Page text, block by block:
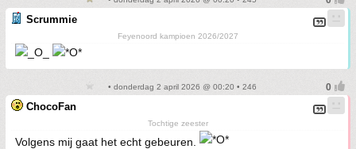
Scrummie
Feyenoord kampioen 2026/2027
• donderdag 2 april 2026 @ 00:20 • 246
ChocoFan
Tochtige zeester
Volgens mij gaat het echt gebeuren.